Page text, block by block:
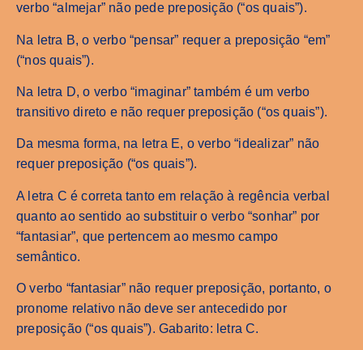
verbo “almejar” não pede preposição (“os quais”).
Na letra B, o verbo “pensar” requer a preposição “em”
(“nos quais”).
Na letra D, o verbo “imaginar” também é um verbo
transitivo direto e não requer preposição (“os quais”).
Da mesma forma, na letra E, o verbo “idealizar” não
requer preposição (“os quais”).
A letra C é correta tanto em relação à regência verbal
quanto ao sentido ao substituir o verbo “sonhar” por
“fantasiar”, que pertencem ao mesmo campo
semântico.
O verbo “fantasiar” não requer preposição, portanto, o
pronome relativo não deve ser antecedido por
preposição (“os quais”). Gabarito: letra C.